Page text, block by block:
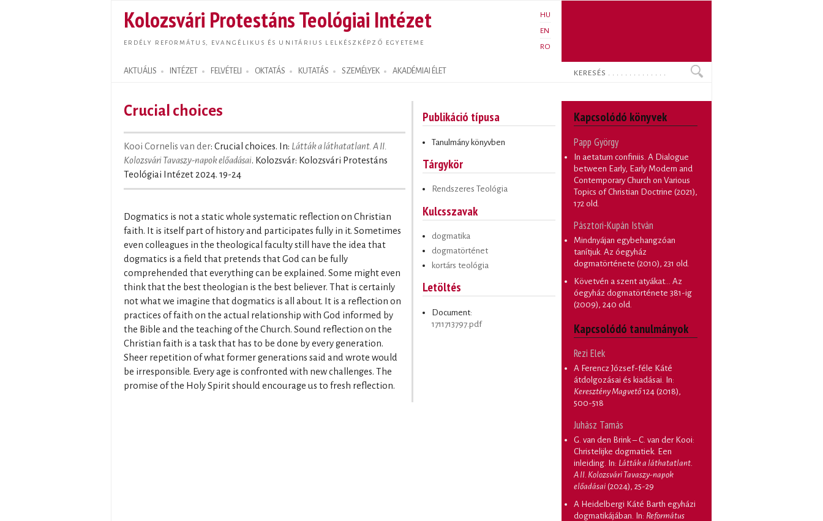
tartalomra
Kolozsvári Protestáns Teológiai Intézet
ERDÉLY REFORMÁTUS, EVANGÉLIKUS ÉS UNITÁRIUS LELKÉSZKÉPZŐ EGYETEME
HU
EN
RO
AKTUÁLIS INTÉZET FELVÉTELI OKTATÁS KUTATÁS SZEMÉLYEK AKADÉMIAI ÉLET
Search form
Keresés
Crucial choices
Kooi Cornelis van der: Crucial choices. In: Látták a láthatatlant. A II.
Kolozsvári Tavaszy-napok előadásai. Kolozsvár: Kolozsvári Protestáns
Teológiai Intézet 2024. 19-24
Dogmatics is not a static whole systematic reflection on Christian
faith. It is itself part of history and participates fully in it. Sometimes
even colleagues in the theological faculty still have the idea that
dogmatics is a field that pretends that God can be fully
comprehended that everything can be explained. Some might even
think that the best theologian is the best believer. That is certainly
not what we imagine that dogmatics is all about. It is a reflection on
practices of faith on the actual relationship with God informed by
the Bible and the teaching of the Church. Sound reflection on the
Christian faith is a task that has to be done by every generation.
Sheer repetition of what former generations said and wrote would
be irresponsible. Every age is confronted with new challenges. The
promise of the Holy Spirit should encourage us to fresh reflection.
Publikáció típusa
Tanulmány könyvben
Tárgykör
Rendszeres Teológia
Kulcsszavak
dogmatika
dogmatörténet
kortárs teológia
Letöltés
Document:
1711713797.pdf
Kapcsolódó könyvek
Papp György
In aetatum confiniis. A Dialogue
between Early, Early Modern and
Contemporary Church on Various
Topics of Christian Doctrine (2021),
172 old.
Pásztori-Kupán István
Mindnyájan egybehangzóan
tanítjuk. Az óegyház
dogmatörténete (2010), 231 old.
Követvén a szent atyákat... Az
óegyház dogmatörténete 381-ig
(2009), 240 old.
Kapcsolódó tanulmányok
Rezi Elek
A Ferencz József-féle Káté
átdolgozásai és kiadásai. In:
Keresztény Magvető124 (2018),
500-518
Juhász Tamás
G. van den Brink – C. van der Kooi:
Christelijke dogmatiek. Een
inleiding . In: Látták a láthatatlant.
A II. Kolozsvári Tavaszy-napok
előadásai (2024), 25-29
A Heidelbergi Káté Barth egyházi
dogmatikájában . In: Református